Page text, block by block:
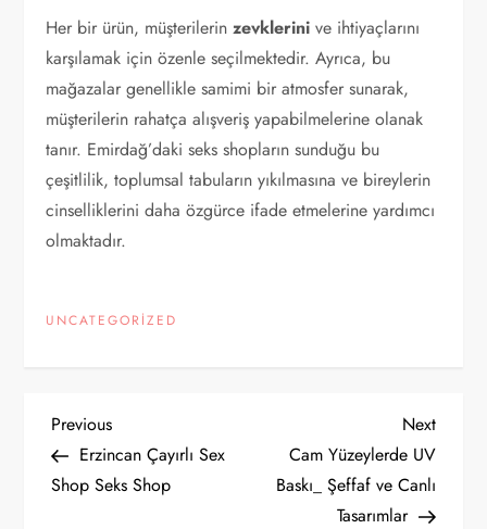
Her bir ürün, müşterilerinzevklerini ve ihtiyaçlarını
karşılamak için özenle seçilmektedir. Ayrıca, bu
mağazalar genellikle samimi bir atmosfer sunarak,
müşterilerin rahatça alışveriş yapabilmelerine olanak
tanır. Emirdağ’daki seks shopların sunduğu bu
çeşitlilik, toplumsal tabuların yıkılmasına ve bireylerin
cinselliklerini daha özgürce ifade etmelerine yardımcı
olmaktadır.
UNCATEGORIZED
Y
a
Previous
Post
Previous
Erzincan Çayırlı Sex
Shop Seks Shop
Next
Post
Next
Cam Yüzeylerde UV
Baskı_ Şeffaf ve Canlı
Tasarımlar